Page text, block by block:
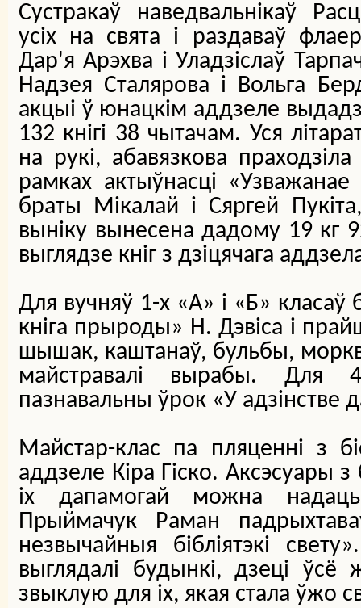
Сустракаў наведвальнікаў
усіх на свята і раздаваў
Дар'я Арэхва і Уладзіслаў
Надзея Сталярова і Вольга
акцыі ў юнацкім аддзеле
132 кнігі 38 чытачам. Уся
на рукі, абавязкова
рамках актыўнасці
браты Мікалай і Сяргей
выніку вынесена дадому 19 кг
выглядзе кніг з дзіцячага
Для вучняў 1-х «А» і «Б» класаў
кніга прыроды» Н. Дэвіса і
шышак, каштанаў, бульбы,
майстравалі вырабы. Для
пазнавальны ўрок «У адзінстве
Майстар-клас па пляценні з
аддзеле Кіра Гіско. Аксэсуары
іх дапамогай можна
Прыймачук Раман
незвычайныя бібліятэкі
выглядалі будынкі, дзеці
звыклую для іх, якая стала ўжо